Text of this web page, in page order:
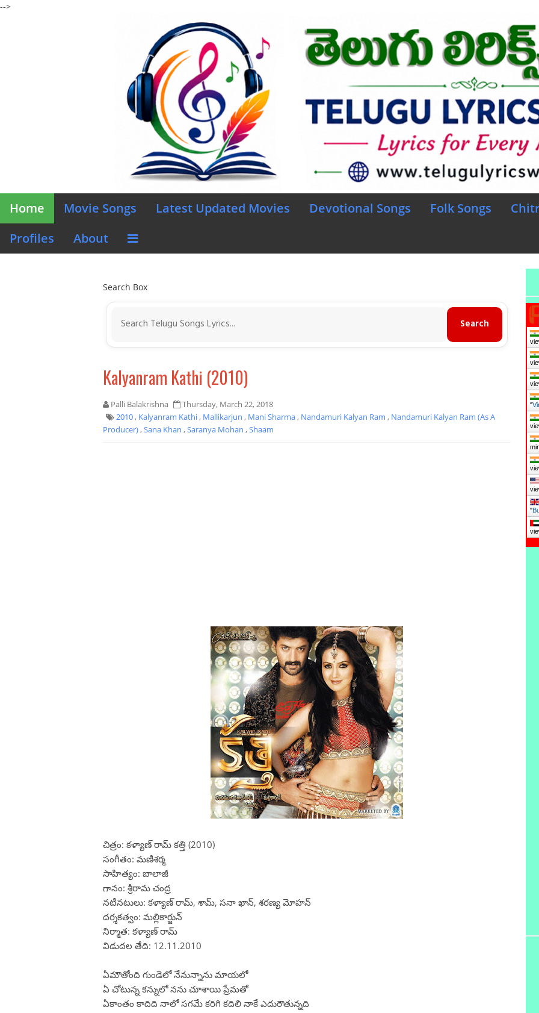
-->
Home Movie Songs Latest Updated Movies Devotional Songs Folk Songs
Profiles
About
Search Box
Kalyanram Kathi (2010)
Palli Balakrishna
Thursday, March 22, 2018
2010, Kalyanram Kathi, Mallikarjun , Mani Sharma, Nandamuri Kalyan Ram , Nandamuri Kalyan Ram (as A
Producer),Sana Khan ,Saranya Mohan ,Shaam
చిత్రం: కళ్యాణ్ రామ్ కత్తి (2010)
సంగీతం: మణిశర్మ
సాహిత్యం: బాలాజీ
గానం: శ్రీరామ చంద్ర
నటీనటులు: కళ్యాణ్ రామ్, శామ్, సనా ఖాన్, శరణ్య మోహన్
దర్శకత్వం: మల్లికార్జున్
నిర్మాత: కళ్యాణ్ రామ్
విడుదల తేది: 12.11.2010
ఏమౌతోంది గుండెలో నేనున్నాను మాయలో
ఏ చోటున్న కన్నులో నను చూశాయి ప్రేమతో
ఏకాంతం కాదిది నాలో సగమే కరిగి కదిలి నాకే ఎదురౌతున్నది
"
"